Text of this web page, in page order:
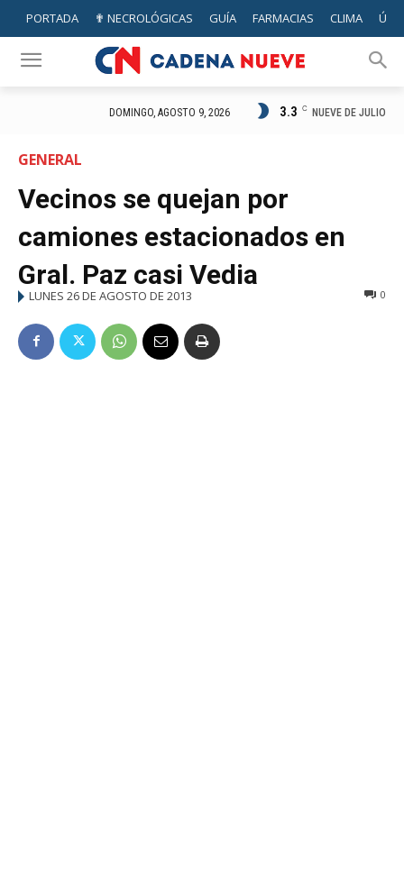
PORTADA ✟ NECROLÓGICAS GUÍA FARMACIAS CLIMA
DOMINGO, AGOSTO 9, 2026 3.3 C NUEVE DE JULIO
GENERAL
Vecinos se quejan por
camiones estacionados en
Gral. Paz casi Vedia
LUNES 26 DE AGOSTO DE 2013 0